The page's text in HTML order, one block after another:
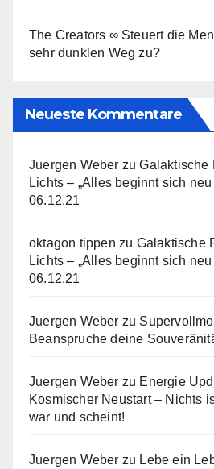
The Creators ∞ Steuert die
sehr dunklen Weg zu?
Neueste Kommentare
Juergen Weber zuGalaktische
Lichts – „Alles beginnt sich
06.12.21
oktagon tippen zu Galaktische
Lichts – „Alles beginnt sich
06.12.21
Juergen Weber zu
Beanspruche deine
Juergen Weber zu Energie
Kosmischer Neustart – Nichts
war und scheint!
Juergen Weber zu Lebe ein